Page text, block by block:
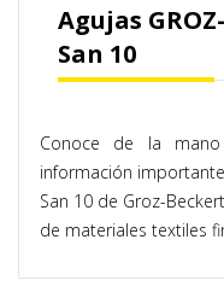
Agujas
San 10
Conoce de la
información
San 10 de Groz-
de materiales textiles